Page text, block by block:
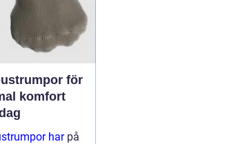
e...
för
komfort
harpå